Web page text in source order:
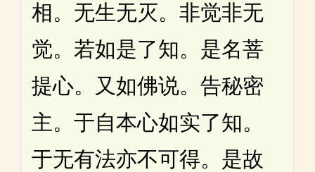
相。无生无灭。非觉非无
觉。若如是了知。是名菩
提心。又如佛说。告秘密
主。于自本心如实了知。
于无有法亦不可得。是故